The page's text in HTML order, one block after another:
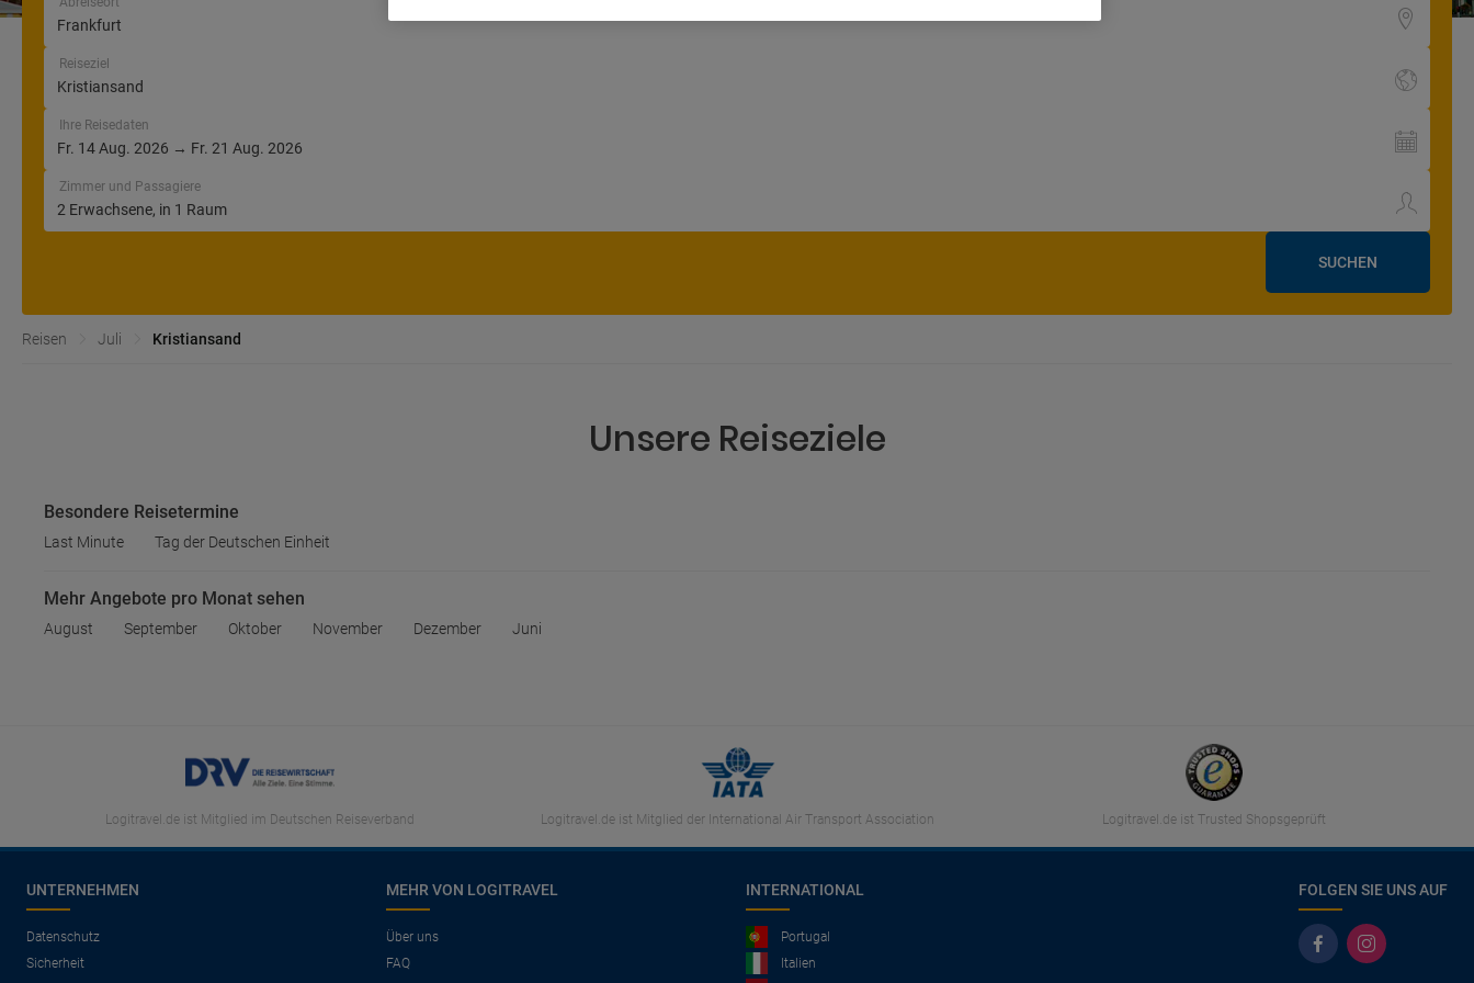
Reiseziel
Ihre Reisedaten
Zimmer und Passagiere
SUCHEN
Reisen Juli Kristiansand
Unsere Reiseziele
Besondere Reisetermine
Last Minute Tag der Deutschen Einheit
Mehr Angebote pro Monat sehen
August September Oktober November Dezember Juni
Logitravel.de ist Mitglied im Deutschen Reiseverband Logitravel.de ist Mitglied der International Air Transport Association Logitravel.de ist Trusted Shopsgeprüft
UNTERNEHMEN
Datenschutz
Sicherheit
MEHR VON LOGITRAVEL
Über uns
FAQ
INTERNATIONAL
Portugal
Italien
FOLGEN SIE UNS AUF